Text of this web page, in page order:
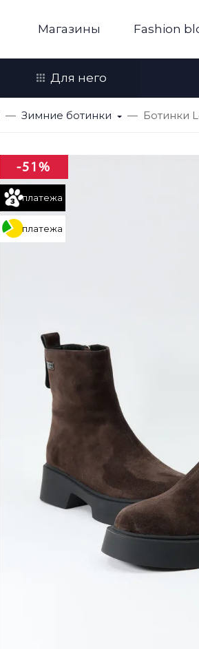
Магазины Fashion
Для него
Зимние ботинки Ботинки
платежа
платежа
-51%